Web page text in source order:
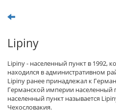
Lipiny
Lipiny - населенный пункт в 1992,
находился в административном
Lipiny ранее принадлежал к
Германской империи населенный
населенный пункт называется
Чехословакия.